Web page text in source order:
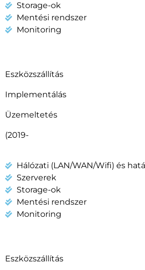
Storage-ok
Mentési rendszer
Monitoring
Eszközszállítás
Implementálás
Üzemeltetés
(2019-
Hálózati (LAN/WAN/Wifi) és
Szerverek
Storage-ok
Mentési rendszer
Monitoring
Eszközszállítás